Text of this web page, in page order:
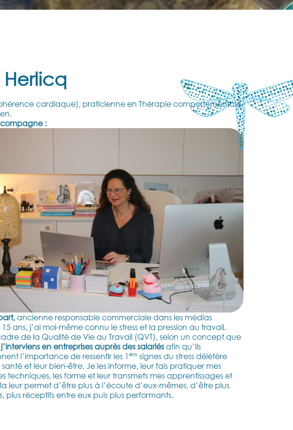
Herlicq
cardiaque), praticienne en Thérapie comportementale
:
ancienne responsable commerciale dans les médias
ans, j’ai moi-même connu le stress et la pression au travail.
de la Qualité de Vie au Travail (QVT), selon un concept que
j’interviens en entreprises auprès des salariésafin qu’ils
l’importance de ressentir les 1ers signes du stress délétère
et leur bien-être. Je les informe, leur fais pratiquer mes
techniques, les forme et leur transmets mes apprentissageset
leur permet d’être plus à l’écoute d’eux-mêmes, d’être plus
plus réceptifs entre eux puis plus performants.